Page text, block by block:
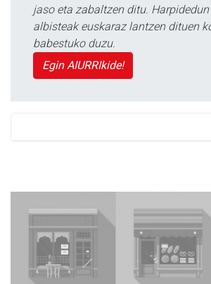
jaso eta zabaltzen ditu.
albisteak euskaraz lantzen dituen
babestuko duzu.
Egin AIURRIkide!